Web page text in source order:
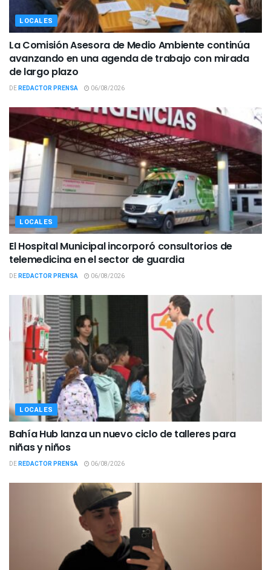
LOCALES
La Comisión Asesora de Medio Ambiente continúa
avanzando en una agenda de trabajo con mirada
de largo plazo
DEREDACTOR PRENSA 06/08/2026
LOCALES
El Hospital Municipal incorporó consultorios de
telemedicina en el sector de guardia
DEREDACTOR PRENSA 06/08/2026
LOCALES
Bahía Hub lanza un nuevo ciclo de talleres para
niñas y niños
DEREDACTOR PRENSA 06/08/2026